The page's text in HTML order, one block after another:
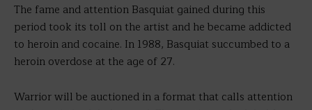
The fame and attention Basquiat gained during this
period took its toll on the artist and he became addicted
to heroin and cocaine. In 1988, Basquiat succumbed to a
heroin overdose at the age of 27.
Warrior will be auctioned in a format that calls attention